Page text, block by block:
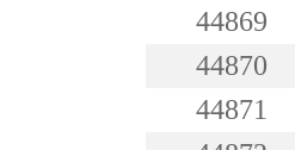
44869
44870
44871